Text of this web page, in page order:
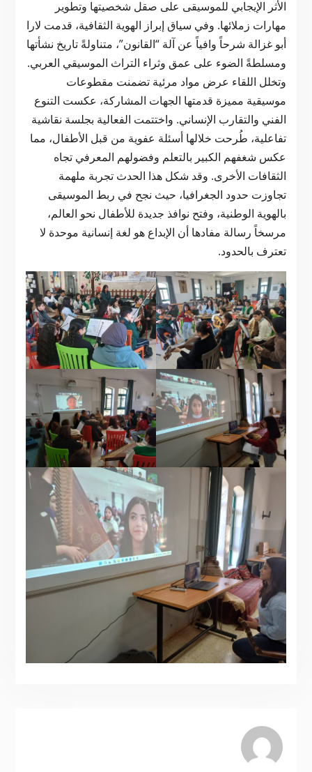
الأثر الإيجابي للموسيقى على صقل شخصيتها وتطوير
مهارات زملائها. وفي سياق إبراز الهوية الثقافية، قدمت لارا
أبو غزالة شرحاً وافياً عن آلة “القانون”، متناولةً تاريخ نشأتها
ومسلطةً الضوء على عمق وثراء التراث الموسيقي العربي.
وتخلل اللقاء عرض مواد مرئية تضمنت مقطوعات
موسيقية مميزة قدمتها الجهات المشاركة، عكست التنوع
الفني والتقارب الإنساني. واختتمت الفعالية بجلسة نقاشية
تفاعلية، طُرحت خلالها أسئلة عفوية من قبل الأطفال، مما
عكس شغفهم الكبير بالتعلم وفضولهم المعرفي تجاه
الثقافات الأخرى. وقد شكل هذا الحدث تجربة ملهمة
تجاوزت حدود الجغرافيا، حيث نجح في ربط الموسيقى
بالهوية الوطنية، وفتح نوافذ جديدة للأطفال نحو العالم،
مرسخاً رسالة مفادها أن الإبداع هو لغة إنسانية موحدة لا
تعترف بالحدود.